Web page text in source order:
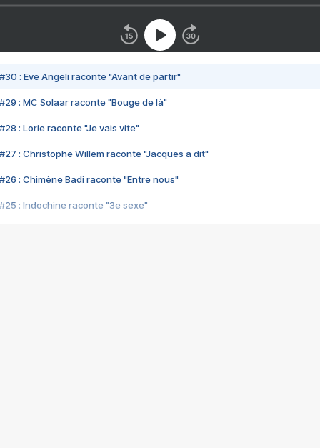
#30 : Eve Angeli raconte "Avant de partir"
#29 : MC Solaar raconte "Bouge de là"
#28 : Lorie raconte "Je vais vite"
#27 : Christophe Willem raconte "Jacques a dit"
#26 : Chimène Badi raconte "Entre nous"
#25 : Indochine raconte "3e sexe"